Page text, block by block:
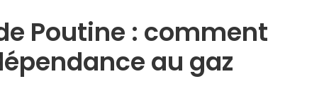
Poutine : comment
au gaz